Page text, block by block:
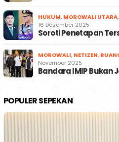
HUKUM, MOROWALI UTARA,
16 Desember 2025
Soroti Penetapan
MOROWALI, NETIZEN,
November 2025
Bandara IMIP Bukan
POPULER SEPEKAN